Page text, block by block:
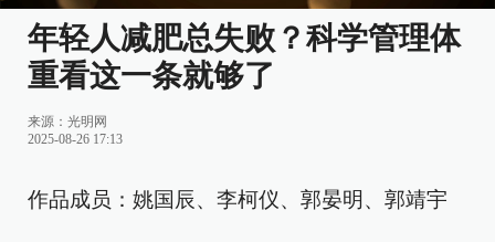
年轻人减肥总失败？科学管理体
重看这一条就够了
来源： 光明网
2025-08-26 17:13
作品成员：姚国辰、李柯仪、郭晏明、郭靖宇